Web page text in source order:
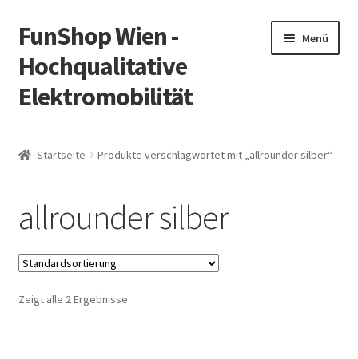
Zur
Navigation
springen
Zum
Inhalt
springen
FunShop Wien -
Hochqualitative
Elektromobilität
Menü
öffnen
Vorsicht Internetbetrug
Über FunShop
Impressum
Startseite Produkte verschlagwortet mit „allrounder silber“
allrounder silber
Zeigt alle 2 Ergebnisse